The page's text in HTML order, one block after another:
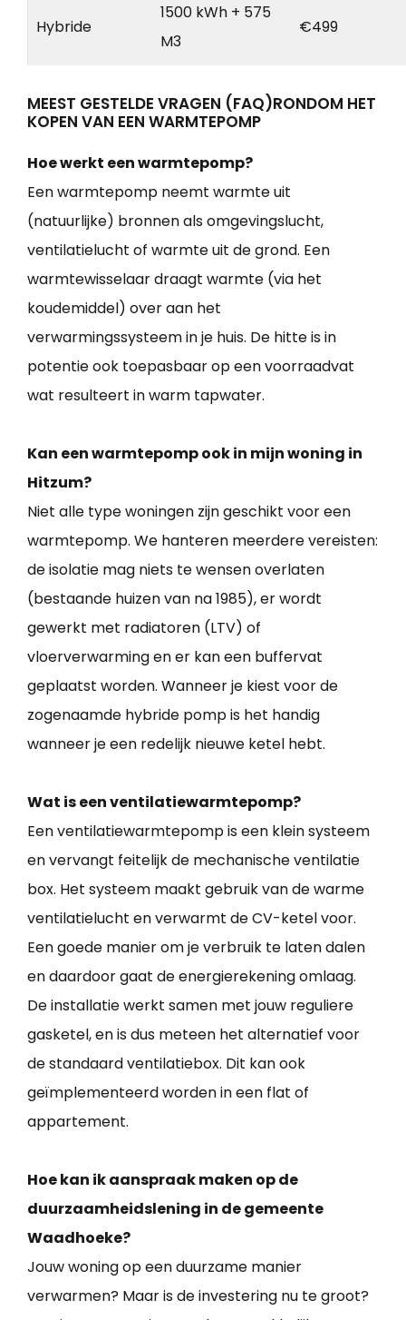
Hybride
1500 kWh + 575
M3
€499
MEEST GESTELDE VRAGEN (FAQ)RONDOM HET
KOPEN VAN EEN WARMTEPOMP
Hoe werkt een warmtepomp?
Een warmtepomp neemt warmte uit
(natuurlijke) bronnen als omgevingslucht,
ventilatielucht of warmte uit de grond. Een
warmtewisselaar draagt warmte (via het
koudemiddel) over aan het
verwarmingssysteem in je huis. De hitte is in
potentie ook toepasbaar op een voorraadvat
wat resulteert in warm tapwater.
Kan een warmtepomp ook in mijn woning in
Hitzum?
Niet alle type woningen zijn geschikt voor een
warmtepomp. We hanteren meerdere vereisten:
de isolatie mag niets te wensen overlaten
(bestaande huizen van na 1985), er wordt
gewerkt met radiatoren (LTV) of
vloerverwarming en er kan een buffervat
geplaatst worden. Wanneer je kiest voor de
zogenaamde hybride pomp is het handig
wanneer je een redelijk nieuwe ketel hebt.
Wat is een ventilatiewarmtepomp?
Een ventilatiewarmtepomp is een klein systeem
en vervangt feitelijk de mechanische ventilatie
box. Het systeem maakt gebruik van de warme
ventilatielucht en verwarmt de CV-ketel voor.
Een goede manier om je verbruik te laten dalen
en daardoor gaat de energierekening omlaag.
De installatie werkt samen met jouw reguliere
gasketel, en is dus meteen het alternatief voor
de standaard ventilatiebox. Dit kan ook
geïmplementeerd worden in een flat of
appartement.
Hoe kan ik aanspraak maken op de
duurzaamheidslening in de gemeente
Waadhoeke?
Jouw woning op een duurzame manier
verwarmen? Maar is de investering nu te groot?